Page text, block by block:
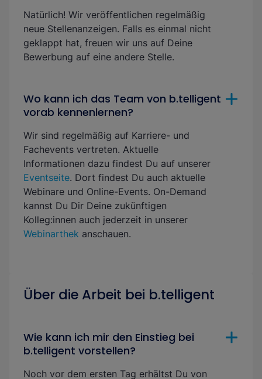
Natürlich! Wir veröffentlichen regelmäßig
neue Stellenanzeigen. Falls es einmal nicht
geklappt hat, freuen wir uns auf Deine
Bewerbung auf eine andere Stelle.
Wo kann ich das Team von b.telligent
vorab kennenlernen?
Wir sind regelmäßig auf Karriere- und
Fachevents vertreten. Aktuelle
Informationen dazu findest Du auf unserer
Eventseite. Dort findest Du auch aktuelle
Webinare und Online-Events. On-Demand
kannst Du Dir Deine zukünftigen
Kolleg:innen auch jederzeit in unserer
Webinarthek anschauen.
Über die Arbeit bei b.telligent
Wie kann ich mir den Einstieg bei
b.telligent vorstellen?
Noch vor dem ersten Tag erhältst Du von